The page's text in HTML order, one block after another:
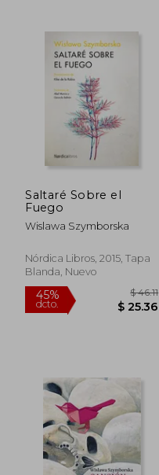
45%
dcto.
Saltaré Sobre el
Fuego
Wislawa Szymborska
Nórdica Libros, 2015, Tapa
Blanda, Nuevo